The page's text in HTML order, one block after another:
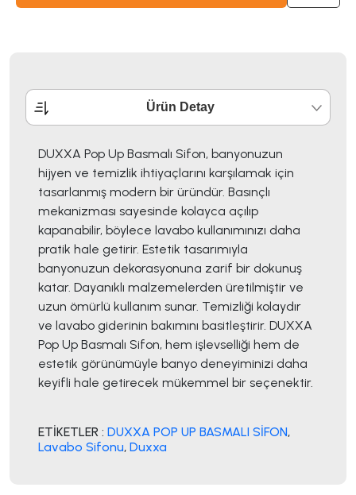
Ürün Detay
DUXXA Pop Up Basmalı Sifon, banyonuzun
hijyen ve temizlik ihtiyaçlarını karşılamak için
tasarlanmış modern bir üründür. Basınçlı
mekanizması sayesinde kolayca açılıp
kapanabilir, böylece lavabo kullanımınızı daha
pratik hale getirir. Estetik tasarımıyla
banyonuzun dekorasyonuna zarif bir dokunuş
katar. Dayanıklı malzemelerden üretilmiştir ve
uzun ömürlü kullanım sunar. Temizliği kolaydır
ve lavabo giderinin bakımını basitleştirir. DUXXA
Pop Up Basmalı Sifon, hem işlevselliği hem de
estetik görünümüyle banyo deneyiminizi daha
keyifli hale getirecek mükemmel bir seçenektir.
ETİKETLER : DUXXA POP UP BASMALI SİFON,
Lavabo Sifonu, Duxxa